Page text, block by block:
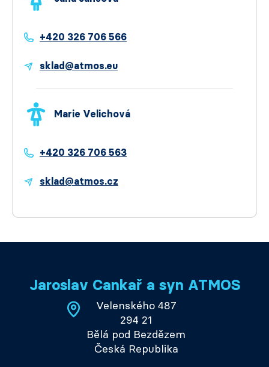
+420 326 706 566
sklad@atmos.eu
Marie Velichová
+420 326 706 563
sklad@atmos.cz
Jaroslav Cankař a syn ATMOS
Velenského 487
294 21
Bělá pod Bezdězem
Česká Republika